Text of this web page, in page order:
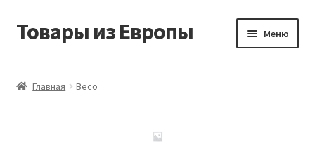
Перейти
Перейти
Товары из Европы Меню
Заказать товары из Европы
Главная Beco